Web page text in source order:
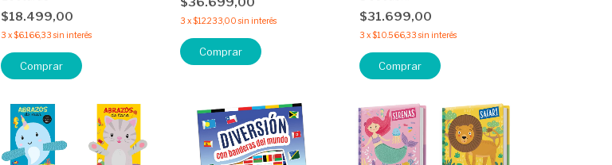
$18.499,00
3 x$6.166,33 sin interés
Comprar
3 x$12.233,00 sin interés
Comprar
$31.699,00
3 x$10.566,33 sin interés
Comprar